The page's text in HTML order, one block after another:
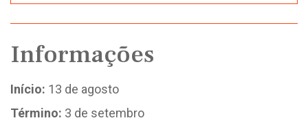
Informações
Início: 13 de agosto
Término: 3 de setembro